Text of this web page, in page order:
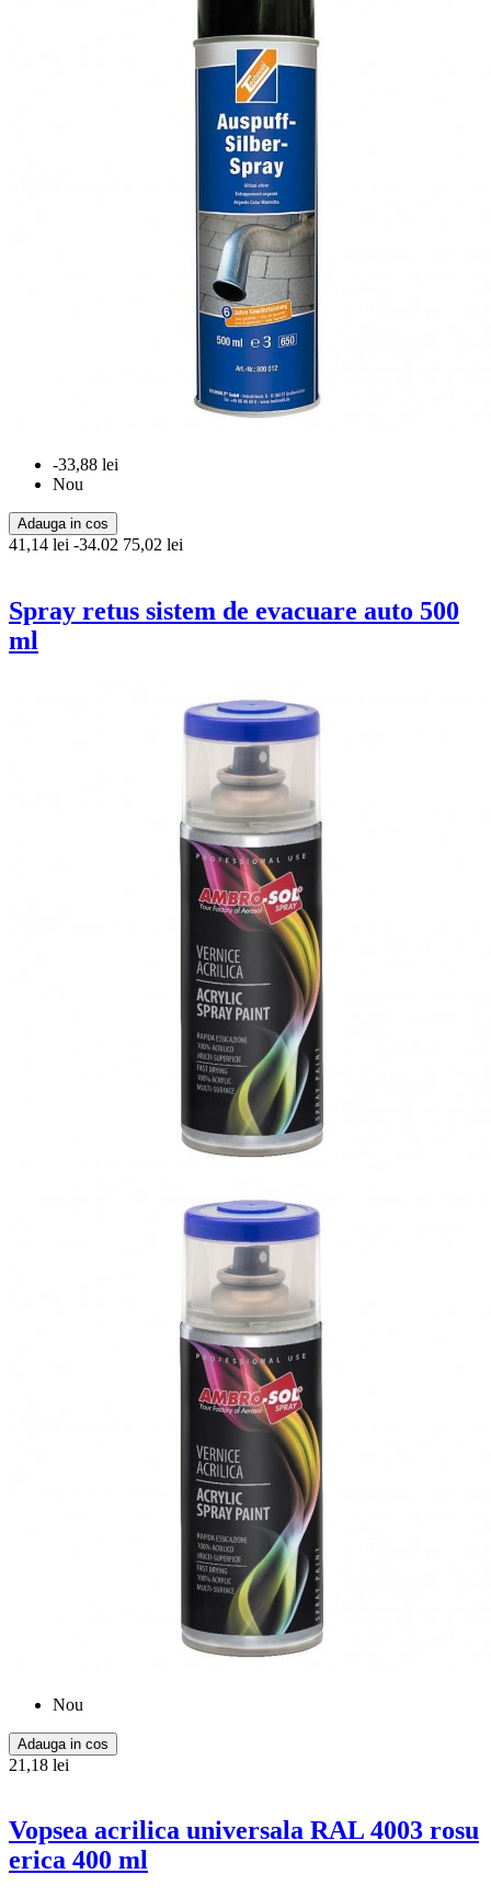
-33,88 lei
Nou
Adauga in cos
41,14 lei -34.02 75,02 lei
Spray retus sistem de evacuare auto 500
ml
Nou
Adauga in cos
21,18 lei
Vopsea acrilica universala RAL 4003 rosu
erica 400 ml